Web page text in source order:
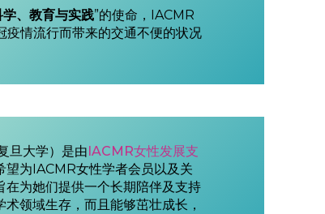
、教育与实践”的使命，IACMR
疫情流行而带来的交通不便的状况
旦大学）是由 IACMR女性发展支
望为IACMR女性学者会员以及关
为她们提供一个长期陪伴及支持
领域生存，而且能够茁壮成长，